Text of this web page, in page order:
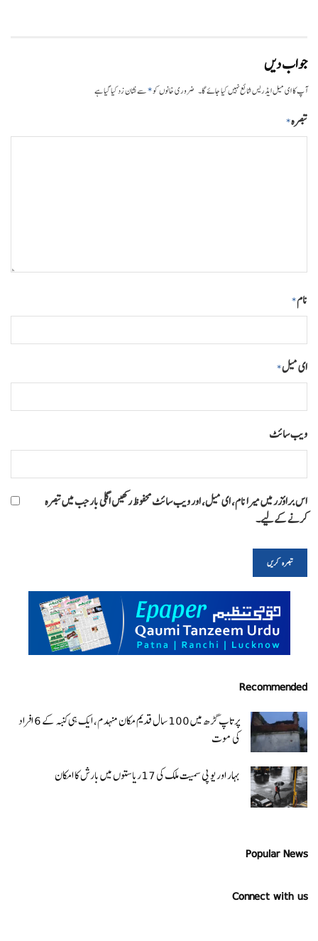
جواب دیں
آپ کا ای میل ایڈریس شائع نہیں کیا جائے گا۔ ضروری خانوں کو*سے نشان زد کیا گیا ہے
تبصرہ*
نام*
ای میل*
ویب‌ سائٹ
اس براؤزر میں میرا نام، ای میل، اور ویب سائٹ محفوظ رکھیں اگلی بار جب میں تبصرہ
کرنے کےلیے۔
Recommended
پرتاپ گڑھ میں 100 سال قدیم مکان منہدم، ایک ہی کنبہ کے 6 افراد
کی موت
بہار اور یو پی سمیت ملک کی 17ریاستوں میں بارش کا امکان
Popular News
Connect with us